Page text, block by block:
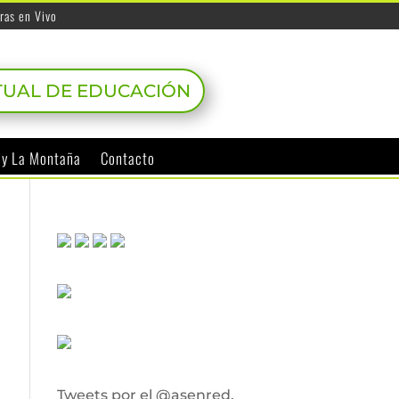
en Vivo
DE EDUCACIÓN
La Montaña Contacto
Tweets por el @asenred.